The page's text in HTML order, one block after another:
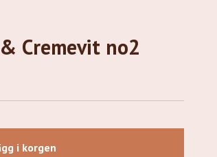
Cremevit no2
i korgen